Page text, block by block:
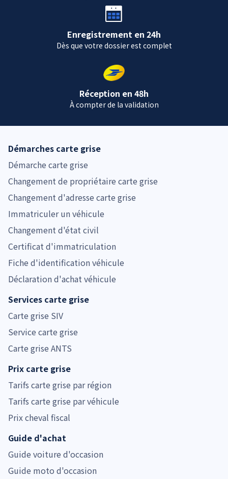
Enregistrement en 24h
Dès que votre dossier est complet
Réception en 48h
À compter de la validation
Démarches carte grise
Démarche carte grise
Changement de propriétaire carte grise
Changement d'adresse carte grise
Immatriculer un véhicule
Changement d'état civil
Certificat d'immatriculation
Fiche d'identification véhicule
Déclaration d'achat véhicule
Services carte grise
Carte grise SIV
Service carte grise
Carte grise ANTS
Prix carte grise
Tarifs carte grise par région
Tarifs carte grise par véhicule
Prix cheval fiscal
Guide d'achat
Guide voiture d'occasion
Guide moto d'occasion